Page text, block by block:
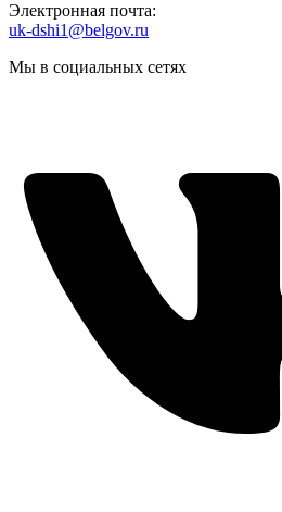
Электронная почта:
uk-dshi1@belgov.ru
Мы в социальных сетях